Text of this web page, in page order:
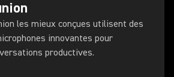
les mieux conçues utilisent des
innovantes pour
productives.